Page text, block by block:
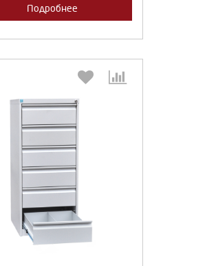
Подробнее
Продолжить Отмена